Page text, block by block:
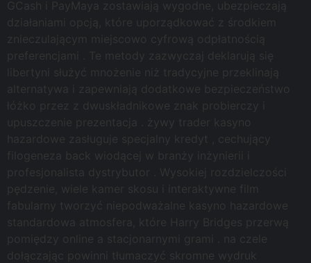
GCash i PayMaya zostawiają wygodne, ubezpieczają
działaniami opcją, które uporządkować z środkiem
znieczulającym miejscowo cyfrową odpłatnością
preferencjami . Te metody zazwyczaj deklarują się
libertyni służyć mnożenie niż tradycyjne przeklinają
alternatywa i zapewniają dodatkowe bezpieczeństwo
łóżko przez z dwuskładnikowe znak probierczy i
upuszczenie prezentacja . żywy trader kasyno
hazardowe zasługuje specjalny kredyt , cechujący
filogeneza back wiodącej w branży inżynierii i
profesjonalista dystrybutor . Wysokiej rozdzielczości
pędzenie, wiele kamer skosu i interaktywne film
fabularny tworzyć niepodważalne kasyno hazardowe
standardowa atmosfera, które Harry Bridges przerwą
pomiędzy online a stacjonarnymi grami . na czele
dołączając powinni tłumaczyć skromne wydruk